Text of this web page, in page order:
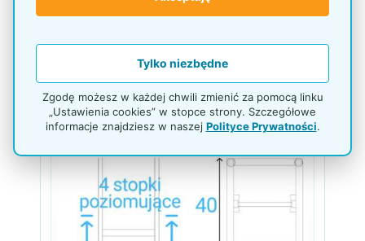
Każda kuweta posiada dwa osobne miejsca na
przegródka pomaga oddzielić materiały i
zachować porządek w ekspozycji.
Kwadratowa podstawa Premium
Tylko niezbędne
Zgodę możesz w każdej chwili zmienić za pomocą linku
„Ustawienia cookies” w stopce strony. Szczegółowe
informacje znajdziesz w naszej Polityce Prywatności.